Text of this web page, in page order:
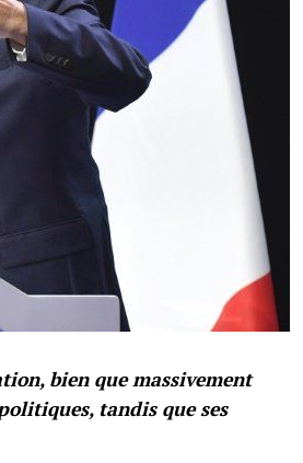
bien que massivement
tandis que ses